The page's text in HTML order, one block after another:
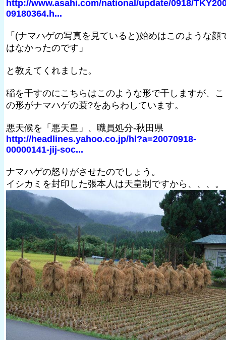
http://www.asahi.com/national/update/0918/
09180364.h...
「(ナマハゲの写真を見ていると)始めはこのような顔
はなかったのです」
と教えてくれました。
稲を干すのにこちらはこのような形で干しますが、こ
の形がナマハゲの蓑?をあらわしています。
悪天候を「悪天皇」、職員処分-秋田県
http://headlines.yahoo.co.jp/hl?a=20070918-
00000141-jij-soc...
ナマハゲの怒りがさせたのでしょう。
イシカミを封印した張本人は天皇制ですから、、、。